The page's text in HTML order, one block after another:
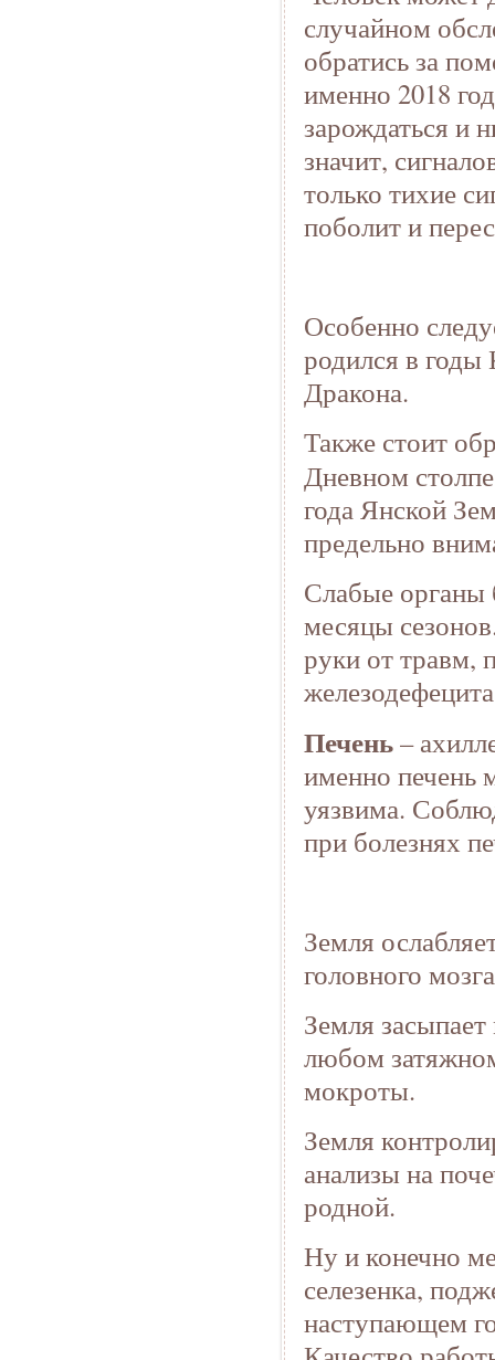
случайном
обратись за
именно 2018
зарождаться и
значит,
только тихие
поболит и
Особенно
родился в годы
Дракона.
Также стоит
Дневном
года Янской
предельно
Слабые органы
месяцы
руки от травм,
Печень–
именно печень
уязвима.
при болезнях
Земля
головного
Земля
любом
мокроты.
Земля
анализы на
родной.
Ну и конечно
селезенка,
наступающем